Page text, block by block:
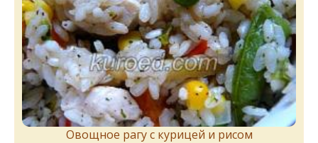
Овощное рагу с курицей и рисом